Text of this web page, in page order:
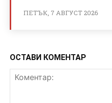
ПЕТЪК, 7 АВГУСТ 2026
ОСТАВИ КОМЕНТАР